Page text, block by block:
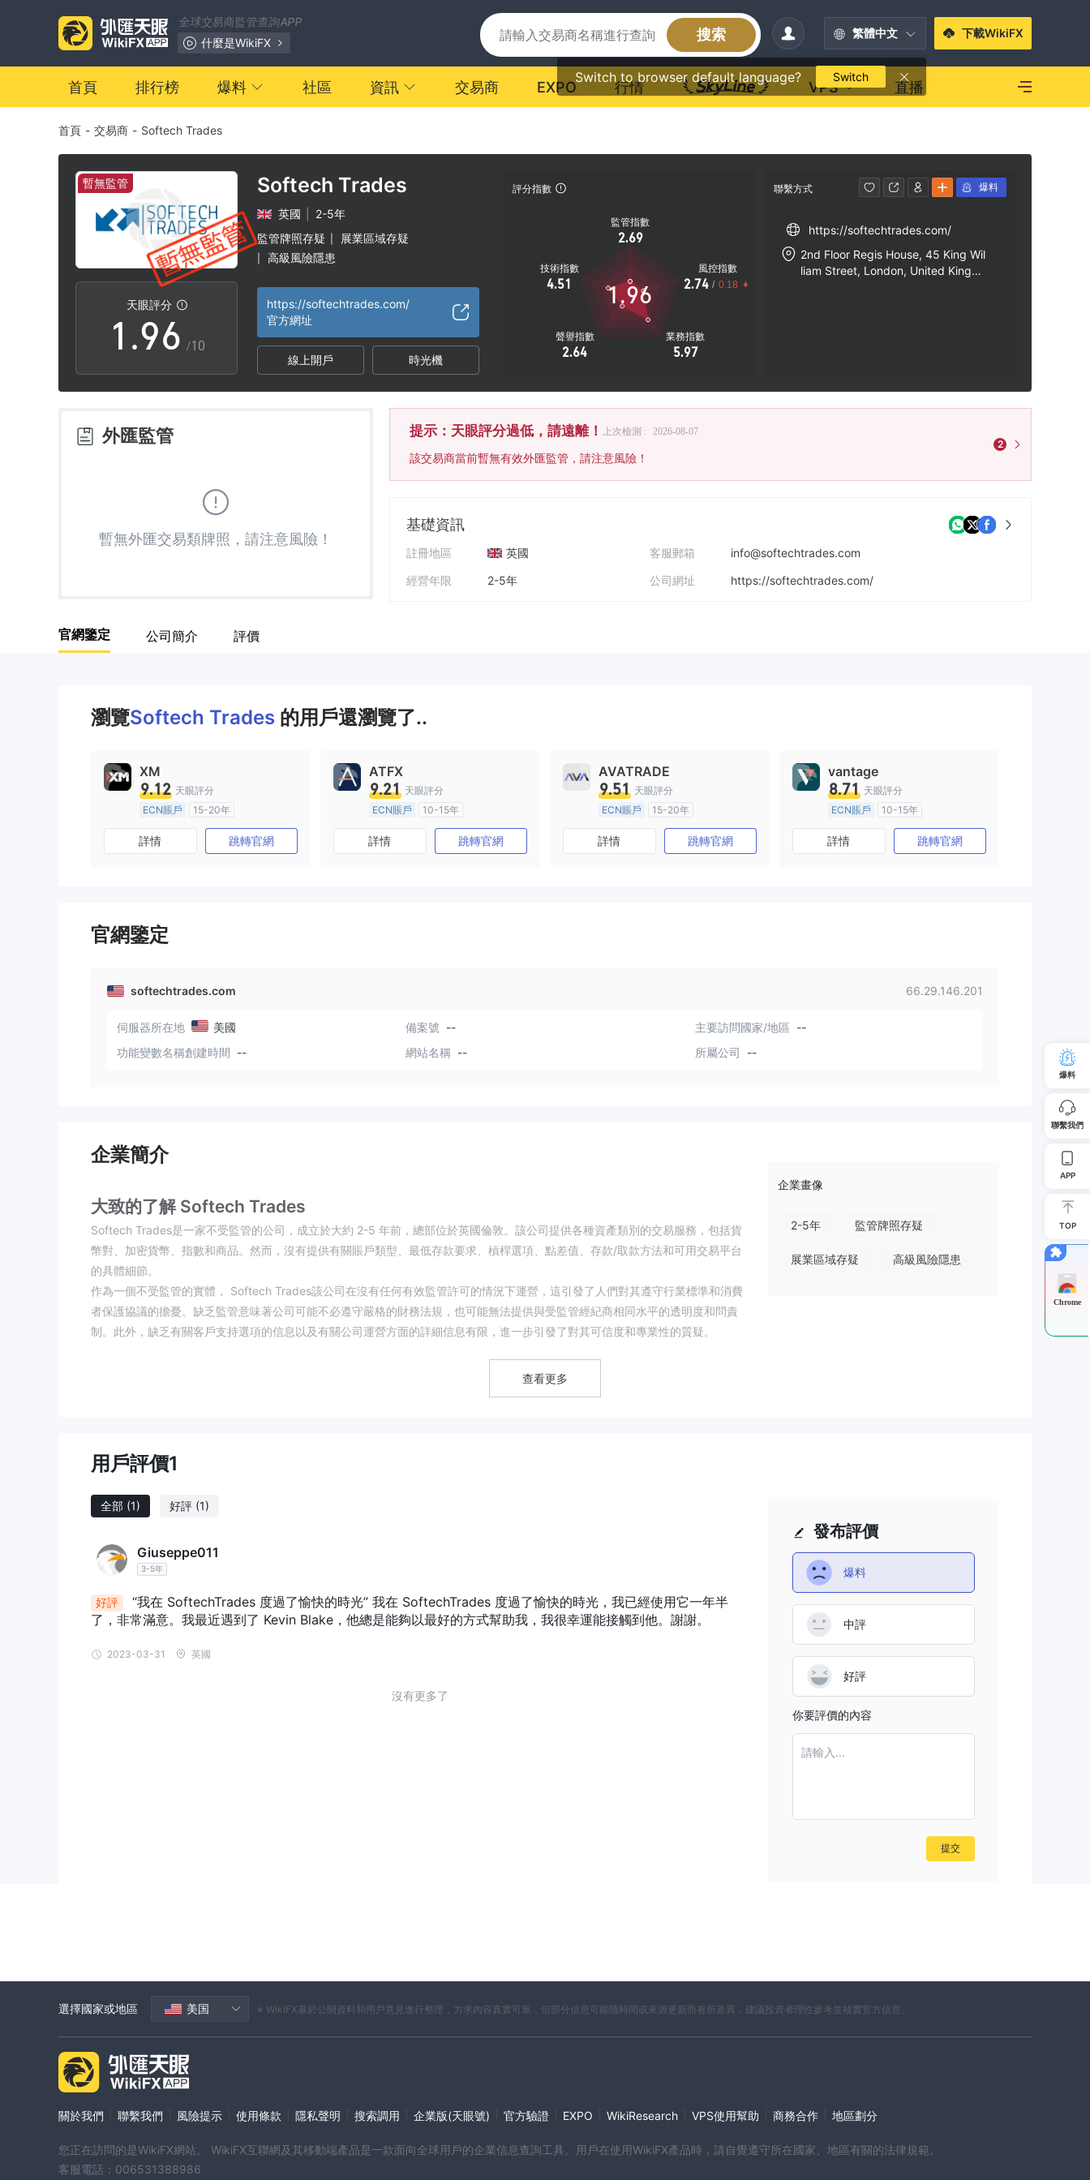
全球交易商監管查詢APP
什麼是WikiFX
搜索 繁體中文
Switch to browser default language? Switch
下載WikiFX
首頁 排行榜 爆料 社區 資訊 交易商 EXPO 行情 VPS 直播
首頁 - 交易商 - Softech Trades
暫無監管
天眼評分
0
1
2
3
5
7
8
9
.
3
4
5
6
7
8
9
0
1
2
3
4
5
6
7
8
/10
Softech Trades
英國
2-5年
監管牌照存疑
展業區域存疑
高級風險隱患
https://softechtrades.com/
官方網址
線上開戶 時光機
評分指數
監管指數
2.69
技術指數
4.51
聲譽指數
2.64
業務指數
5.97
風控指數
2.74 / 0.18
1.96
聯繫方式
https://softechtrades.com/
2nd Floor Regis House, 45 King Wil
liam Street, London, United Kingdo
爆料
外匯監管
暫無外匯交易類牌照，請注意風險！
提示：天眼評分過低，請遠離！ 上次檢測 : 2026-08-07
該交易商當前暫無有效外匯監管，請注意風險！
2
基礎資訊
註冊地區
英國
經營年限
2-5年
客服郵箱
info@softechtrades.com
公司網址
https://softechtrades.com/
官網鑒定 公司簡介 評價
瀏覽Softech Trades 的用戶還瀏覽了..
XM
9.12 天眼評分
ECN賬戶
15-20年
澳大利亞監管
全牌照 (MM)
主標MT4
詳情 跳轉官網
ATFX
9.21 天眼評分
ECN賬戶
10-15年
澳大利亞監管
全牌照 (MM)
主標MT4
詳情 跳轉官網
AVATRADE
9.51 天眼評分
ECN賬戶
15-20年
澳大利亞監管
全牌照 (MM)
主標MT4
詳情 跳轉官網
vantage
8.71 天眼評分
ECN賬戶
10-15年
澳大利亞監管
全牌照 (MM)
主標MT4
詳情 跳轉官網
官網鑒定
softechtrades.com 66.29.146.201
伺服器所在地 美國 備案號 -- 主要訪問國家/地區 --
功能變數名稱創建時間 -- 網站名稱 -- 所屬公司 --
企業簡介
大致的了解 Softech Trades
Softech Trades是一家不受監管的公司，成立於大約 2-5 年前，總部位於英國倫敦。該公司提供各種資產類別的交易服務，包括貨
幣對、加密貨幣、指數和商品。然而，沒有提供有關賬戶類型、最低存款要求、槓桿選項、點差值、存款/取款方法和可用交易平台
的具體細節。
作為一個不受監管的實體， Softech Trades該公司在沒有任何有效監管許可的情況下運營，這引發了人們對其遵守行業標準和消費
者保護協議的擔憂。缺乏監管意味著公司可能不必遵守嚴格的財務法規，也可能無法提供與受監管經紀商相同水平的透明度和問責
制。此外，缺乏有關客戶支持選項的信息以及有關公司運營方面的詳細信息有限，進一步引發了對其可信度和專業性的質疑。
鑑於缺乏監管和可用信息有限，潛在客戶接觸至關重要 Softech Trades慎用。與不受監管的公司合作存在固有風險，包括潛在的財
監管狀況
遵守行業標準和保護消費者利益的擔憂。存款和取款方式披露不足暗示了潛在的透明度問題和獲取資金的潛在障礙。此外，阻礙帳
優點和缺點
容。
參與 Softech Trades或類似的不受監管的實體對交易者的財務狀況構成嚴重風險。缺乏監管意味著公司可能不遵守行業標準、消費
者保護協議或財務法規。缺乏監督使貿易商面臨一系列不利條件，包括安全措施不足、潛在的財務違規行為以及發生糾紛時追索途
註冊帳戶的步驟
根據現有信息，開戶分三步進行。
3、將資金存入賬戶，最後即可使用該賬戶進行交易。
公司網站
該公司的網站，位於https://softechtrades.com/，作為信息和潛在客戶參與的在線平台，但在這種情況下，該網站無法使
用，這可能會引發對該公司專業性和可靠性的質疑。
企業畫像
2-5年 監管牌照存疑
展業區域存疑 高級風險隱患
查看更多
用戶評價1
全部 (1) 好評 (1)
Giuseppe011
3-5年
好評
“我在 SoftechTrades 度過了愉快的時光” 我在 SoftechTrades 度過了愉快的時光，我已經使用它一年半
了，非常滿意。我最近遇到了 Kevin Blake，他總是能夠以最好的方式幫助我，我很幸運能接觸到他。謝謝。
2023-03-31 英國
沒有更多了
發布評價
爆料
中評
好評
你要評價的內容
請輸入...
提交
爆料
聯繫我們
APP
TOP
Chrome
選擇國家或地區 美国 ※ WikiFX基於公開資料和用戶意見進行整理，力求內容真實可靠，但部分信息可能隨時間或來源更新而有所差異，建議投資者理性參考並核實官方信息。
關於我們 聯繫我們 風險提示 使用條款 隱私聲明 搜索調用 企業版(天眼號) 官方驗證 EXPO WikiResearch VPS使用幫助 商務合作 地區劃分
您正在訪問的是WikiFX網站。 WikiFX互聯網及其移動端產品是一款面向全球用戶的企業信息查詢工具。用戶在使用WikiFX產品時，請自覺遵守所在國家、地區有關的法律規範。
客服電話：006531388986